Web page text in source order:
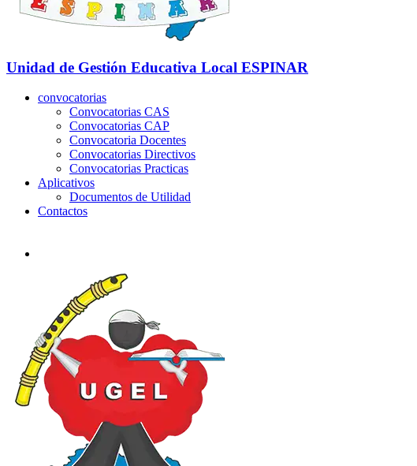
Unidad de Gestión Educativa Local ESPINAR
convocatorias
Convocatorias CAS
Convocatorias CAP
Convocatoria Docentes
Convocatorias Directivos
Convocatorias Practicas
Aplicativos
Documentos de Utilidad
Contactos